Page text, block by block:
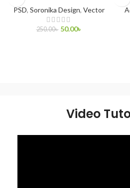
PSD, Soronika Design, Vector
250.00৳ 50.00৳
Video